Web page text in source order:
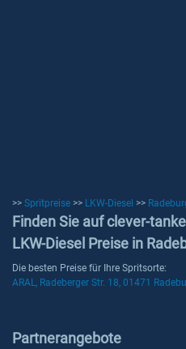
>> Spritpreise >> LKW-Diesel >>
Finden Sie auf clever-
LKW-Diesel Preise in
Die besten Preise für Ihre Spritsorte:
ARAL, Radeberger Str. 18, 01471
Partnerangebote